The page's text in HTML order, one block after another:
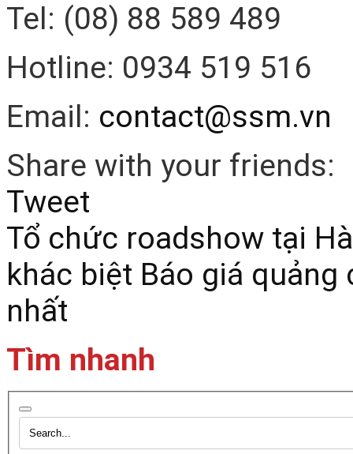
Tel: (08) 88 589 489
Hotline: 0934 519 516
Email: contact@ssm.vn
Share with your friends:
Tweet
Tổ chức roadshow tại
khác biệt Báo giá quảng
nhất
Tìm nhanh